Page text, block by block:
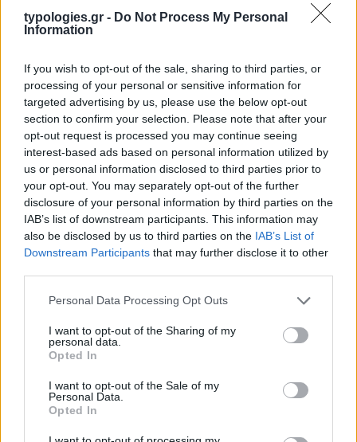
typologies.gr - Do Not Process My Personal
Information
If you wish to opt-out of the sale, sharing to third parties, or
processing of your personal or sensitive information for
targeted advertising by us, please use the below opt-out
section to confirm your selection. Please note that after your
opt-out request is processed you may continue seeing
interest-based ads based on personal information utilized by
us or personal information disclosed to third parties prior to
your opt-out. You may separately opt-out of the further
disclosure of your personal information by third parties on the
IAB’s list of downstream participants. This information may
also be disclosed by us to third parties on the IAB’s List of
Downstream Participants that may further disclose it to other
Please note that this website/app uses one or more Google
not limited to your visit or usage behaviour. You may click to
grant or deny consent to Google and its third-party tags to
use your data for below specified purposes in below Google
consent section.
Personal Data Processing Opt Outs
I want to opt-out of the Sharing of my
personal data.
Opted In
I want to opt-out of the Sale of my
Personal Data.
Opted In
προκαλέσουν και νέες εκπλήξεις. Διακοπές: Πώς να
αποφύγετε τραγικά […]